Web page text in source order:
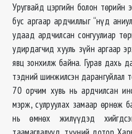
Уругвайд цэргийн болон төрийн
бус аргаар ардчиллыг “нүд
удаад ардчилсан сонгуулиар
удирдагчид хууль зүйн аргаар
явц зонхилж байна. Гурав дахь
тэдний шинжилсэн дарангуйлал
70 орчим хувь нь ардчилсан
мэрж, сулруулах замаар өрнөж
нь өмнөх жилүүдэд